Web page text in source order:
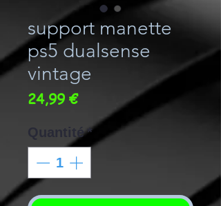
support manette
ps5 dualsense
vintage
24,99 €Prix
Quantité*